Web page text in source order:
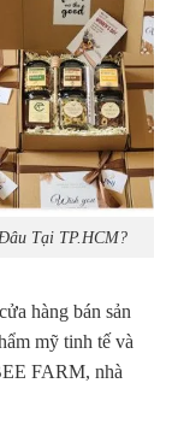
Tại TP.HCM?
hàng bán sản
mỹ tinh tế và
FARM, nhà